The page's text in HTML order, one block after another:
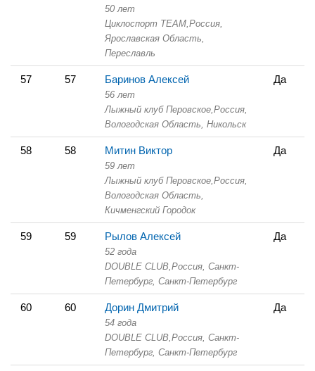
50 лет
Циклоспорт TEAM, Россия,
Ярославская Область,
Переславль
57 57 Баринов Алексей
56 лет
Лыжный клуб Перовское, Россия,
Вологодская Область, Никольск
Да
58 58 Митин Виктор
59 лет
Лыжный клуб Перовское, Россия,
Вологодская Область,
Кичменгский Городок
Да
59 59 Рылов Алексей
52 года
DOUBLE CLUB, Россия, Санкт-
Петербург, Санкт-Петербург
Да
60 60 Дорин Дмитрий
54 года
DOUBLE CLUB, Россия, Санкт-
Петербург, Санкт-Петербург
Да